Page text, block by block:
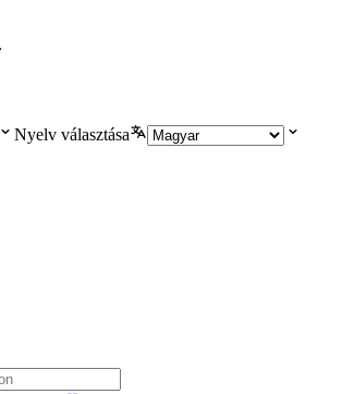
Nyelv választása